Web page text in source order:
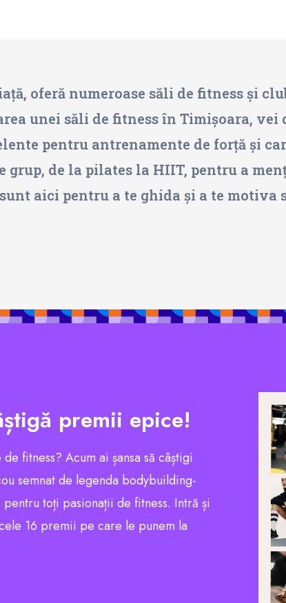
oferă numeroase săli de fitness și
unei săli de fitness în Timișoara, vei
pentru antrenamente de forță și
grup, de la pilates la HIIT, pentru a
aici pentru a te ghida și a te
premii epice!
fitness? Acum ai șansa să câștigi
semnat de legenda bodybuilding-
toți pasionații de fitness. Intră și
16 premii pe care le punem la